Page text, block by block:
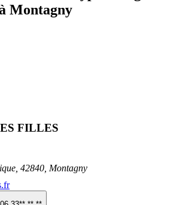
Montagny
FILLES
42840 Montagny